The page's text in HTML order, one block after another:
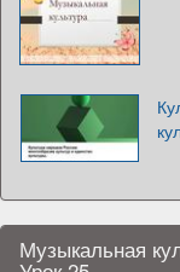
Музыкальная